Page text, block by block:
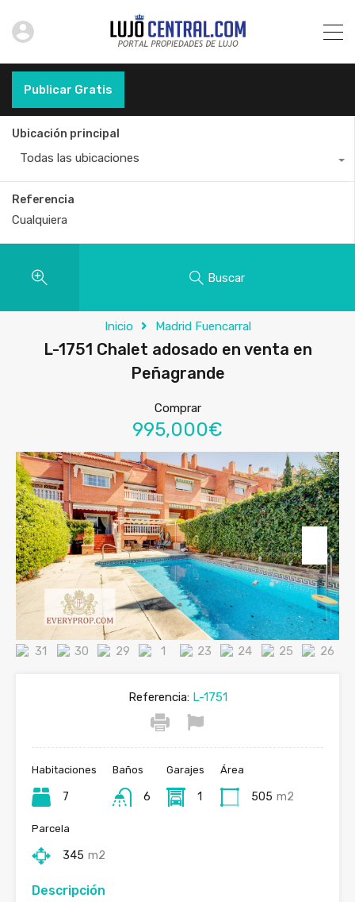
Publicar Gratis
Ubicación principal
Todas las ubicaciones
Referencia
Buscar
Inicio Madrid Fuencarral
L-1751 Chalet adosado en venta en
Peñagrande
Comprar
995,000€
Referencia:L-1751
Habitaciones
7
Baños
6
Garajes
1
Área
505 m2
Parcela
345 m2
Descripción